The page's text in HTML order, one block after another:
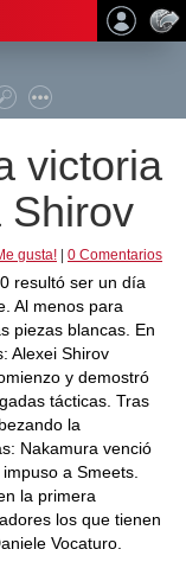
victoria
Shirov
gusta! 0 Comentarios
resultó ser un día
Al menos para
piezas blancas. En
Alexei Shirov
y demostró
tácticas. Tras
la
Nakamura venció
a Smeets.
la primera
los que tienen
Vocaturo.